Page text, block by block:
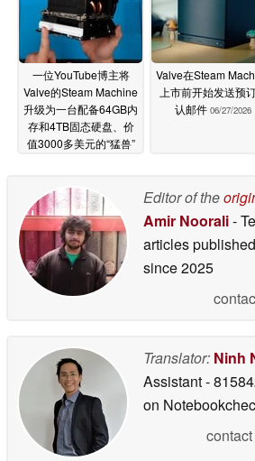
一位YouTube博主将
Valve的Steam Machine
升级为一台配备64GB内
存和4TB固态硬盘、价
值3000多美元的“猛兽”
Valve在Steam
上市前开始发送预
认邮件 06/27/2026
Editor of the
Amir Noorali-
articles
since 2025
Translator: Ninh
Assistant-
on